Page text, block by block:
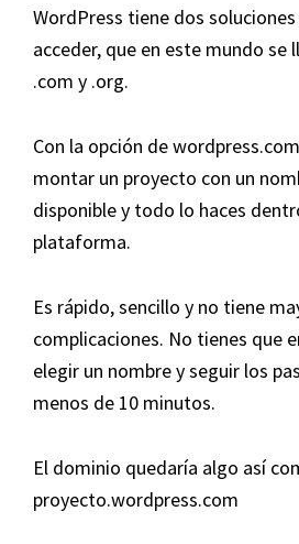
WordPress tiene dos
acceder, que en este mundo se
.com y .org.
Con la opción de
montar un proyecto con un
disponible y todo lo haces
plataforma.
Es rápido, sencillo y no tiene
complicaciones. No tienes que
elegir un nombre y seguir los
menos de 10 minutos.
El dominio quedaría algo así
proyecto.wordpress.com